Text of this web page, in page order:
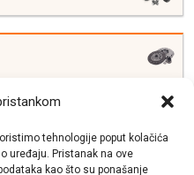
tehnologije poput kolačića
uređaju. Pristanak na ove
kao što su ponašanje